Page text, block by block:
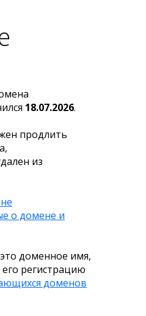
18.07.2026.
продлить
из
о домене и
доменное имя,
регистрацию
доменов